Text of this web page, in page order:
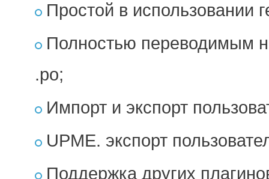
Простой в использовании
Полностью переводимым
.po;
Импорт и экспорт
UPME. экспорт
Поддержка других